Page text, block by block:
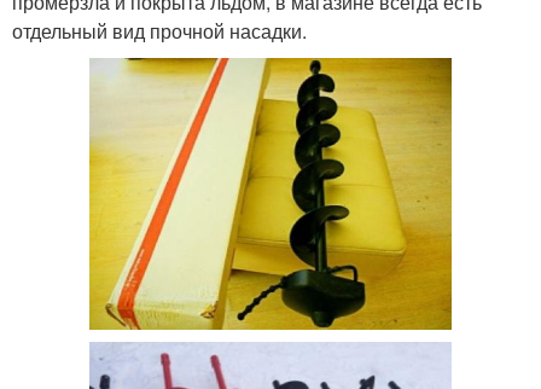
отдельный вид прочной насадки.